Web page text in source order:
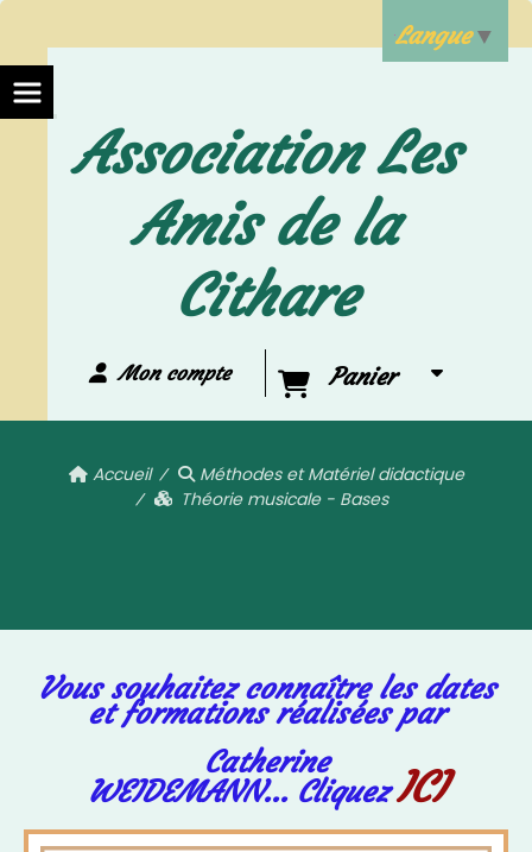
Association Les
Amis de la
Cithare
Mon compte Panier
Accueil
Méthodes et Matériel didactique
Théorie musicale - Bases
Vous souhaitez connaître les dates
et formations réalisées par
Catherine
WEIDEMANN... CliquezICI
Langue▼